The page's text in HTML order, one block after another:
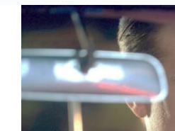
polêmicas
para
jogadores
de
PC